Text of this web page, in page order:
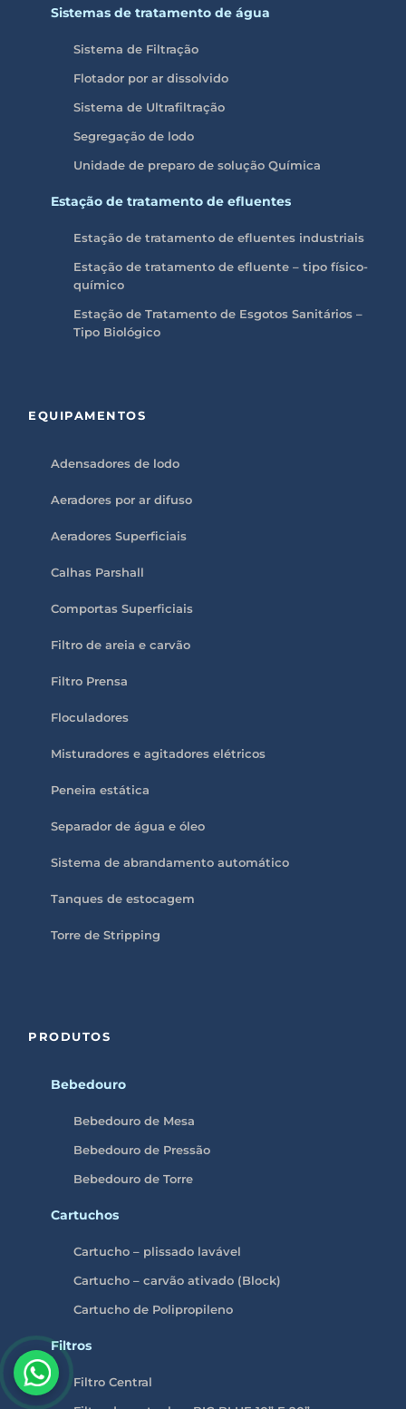
Sistemas de tratamento de água
Sistema de Filtração
Flotador por ar dissolvido
Sistema de Ultrafiltração
Segregação de lodo
Unidade de preparo de solução Química
Estação de tratamento de efluentes
Estação de tratamento de efluentes industriais
Estação de tratamento de efluente – tipo físico-
químico
Estação de Tratamento de Esgotos Sanitários –
Tipo Biológico
EQUIPAMENTOS
Adensadores de lodo
Aeradores por ar difuso
Aeradores Superficiais
Calhas Parshall
Comportas Superficiais
Filtro de areia e carvão
Filtro Prensa
Floculadores
Misturadores e agitadores elétricos
Peneira estática
Separador de água e óleo
Sistema de abrandamento automático
Tanques de estocagem
Torre de Stripping
PRODUTOS
Bebedouro
Bebedouro de Mesa
Bebedouro de Pressão
Bebedouro de Torre
Cartuchos
Cartucho – plissado lavável
Cartucho – carvão ativado (Block)
Cartucho de Polipropileno
Filtros
Filtro Central